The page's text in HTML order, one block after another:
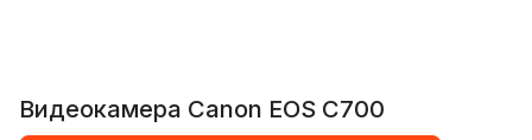
Видеокамера Canon EOS C700